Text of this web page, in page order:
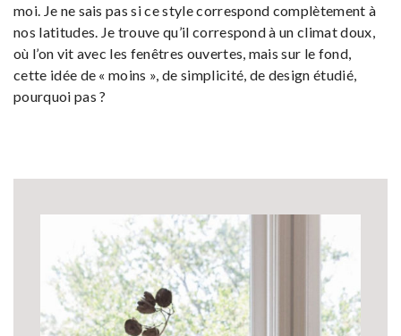
moi. Je ne sais pas si ce style correspond complètement à
nos latitudes. Je trouve qu’il correspond à un climat doux,
où l’on vit avec les fenêtres ouvertes, mais sur le fond,
cette idée de « moins », de simplicité, de design étudié,
pourquoi pas ?